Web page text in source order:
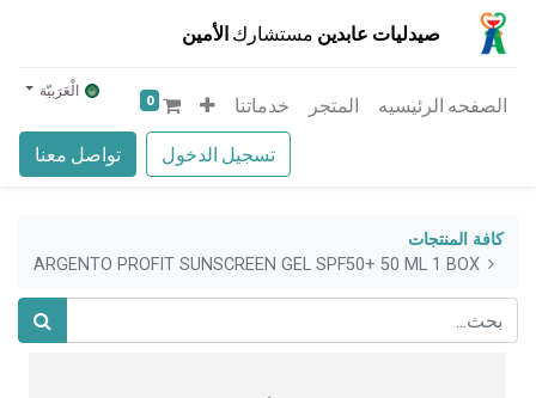
صيدليات عابدين مستشارك الأمين
تسجيل الدخول تواصل معنا
الصفحه الرئيسيه المتجر خدماتنا 0 الْعَرَبيّة
كافة المنتجات
ARGENTO PROFIT SUNSCREEN GEL SPF50+ 50 ML 1 BOX